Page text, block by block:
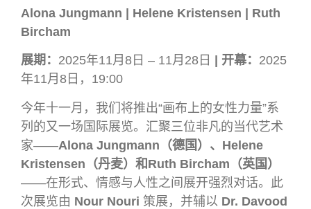
Alona Jungmann | Helene Kristensen | Ruth
Bircham
展期： 2025年11月8日 – 11月28日 开幕： 2025
年11月8日，19:00
今年十一月，我们将推出“画布上的女性力量”系
列的又一场国际展览。汇聚三位非凡的当代艺术
家——Alona Jungmann（德国）、Helene
Kristensen（丹麦）和Ruth Bircham（英国）
——在形式、情感与人性之间展开强烈对话。此
次展览由 Nour Nouri 策展，并辅以 Dr. Davood